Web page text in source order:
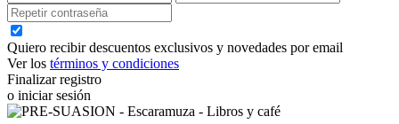
Quiero recibir descuentos exclusivos y novedades por email
Ver los términos y condiciones
Finalizar registro
o iniciar sesión